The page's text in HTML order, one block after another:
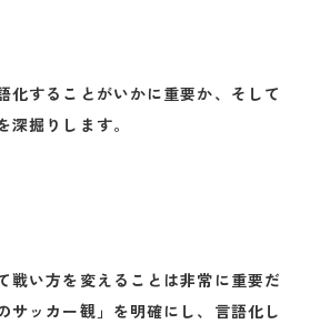
化すること がいかに重要か、そして
掘りします。
戦い方を変えることは非常に重要だ
サッカー観」を明確にし、言語化し